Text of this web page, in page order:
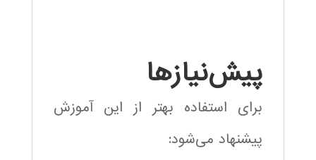
پیش‌نیازها
برای استفاده بهتر از این آموزش
پیشنهاد می‌شود: